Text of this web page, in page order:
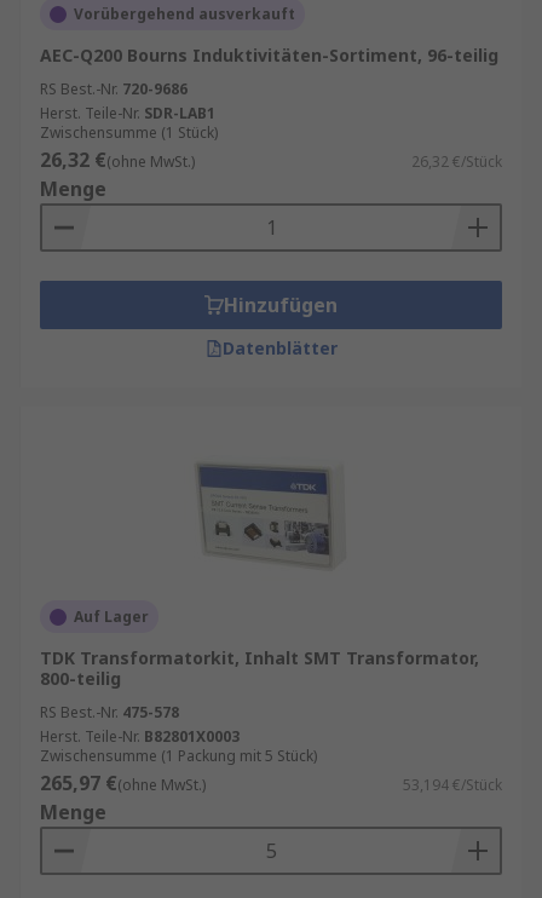
Vorübergehend ausverkauft
AEC-Q200 Bourns Induktivitäten-Sortiment, 96-teilig
RS Best.-Nr. 720-9686
Herst. Teile-Nr. SDR-LAB1
Zwischensumme (1 Stück)
26,32 €(ohne MwSt.) 26,32 €/Stück
Menge
Hinzufügen
Datenblätter
Auf Lager
TDK Transformatorkit, Inhalt SMT Transformator,
800-teilig
RS Best.-Nr. 475-578
Herst. Teile-Nr. B82801X0003
Zwischensumme (1 Packung mit 5 Stück)
265,97 €(ohne MwSt.) 53,194 €/Stück
Menge